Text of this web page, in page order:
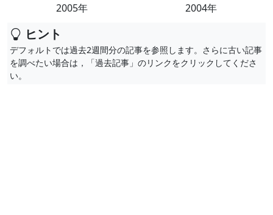
2005年
2004年
ヒント
デフォルトでは過去2週間分の記事を参照します。さらに古い記事
を調べたい場合は，「過去記事」のリンクをクリックしてくださ
い。